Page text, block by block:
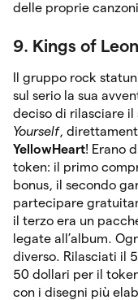
delle proprie
9. Kings of Leon
Il gruppo rock
sul serio la sua
deciso di rilasciare il
Yourself,
YellowHeart! Erano
token: il primo
bonus, il secondo
partecipare
il terzo era un
legate all’album.
diverso. Rilasciati il
50 dollari per il
con i disegni più